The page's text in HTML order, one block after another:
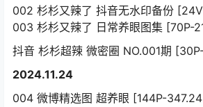
002 杉杉又辣了 抖音无水印备份
003 杉杉又辣了 日常养眼图集 [70P-
抖音 杉杉超辣 微密圈 NO.001期
2024.11.24
004 微博精选图 超养眼 [144P-